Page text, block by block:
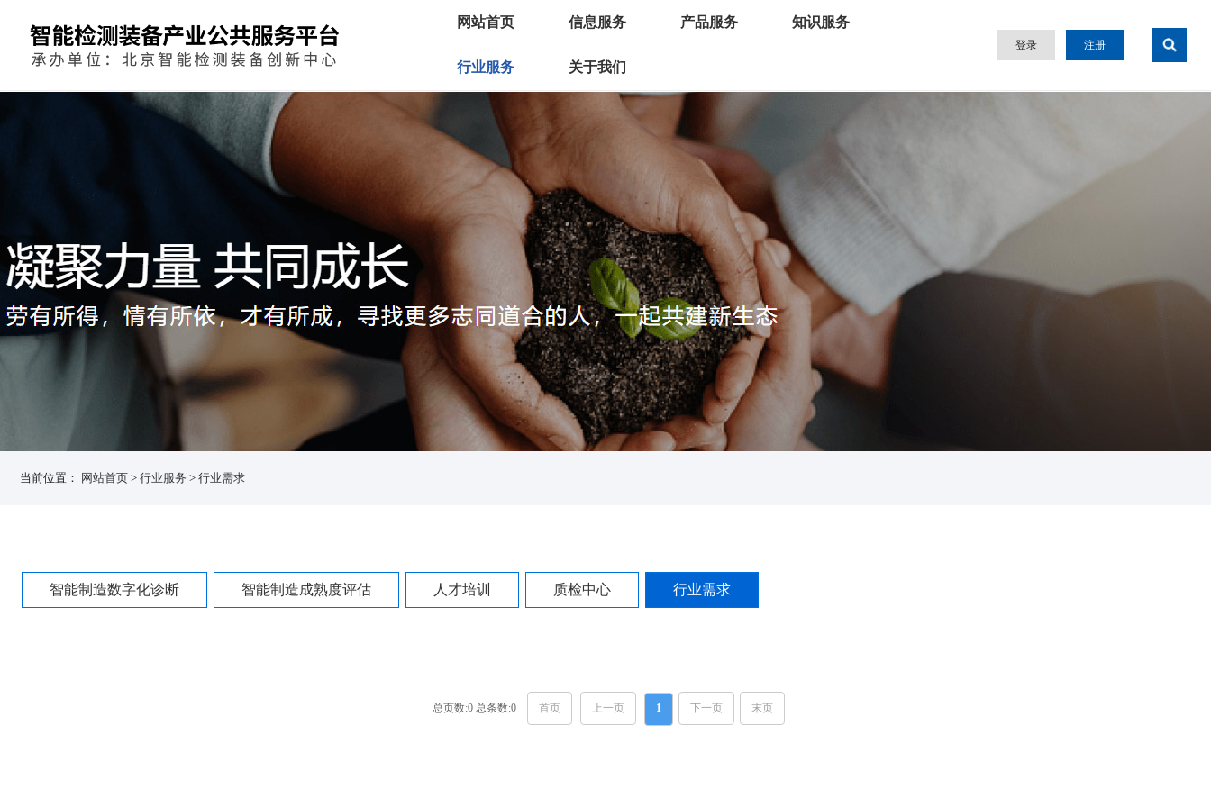
网站首页 信息服务
信息发布
产品服务
专用智能检测装备
关键零部件/元器件
专用软件
其他
企业介绍
供需对接
知识服务
专利目录
行业专家
行业服务
智能制造数字化诊断
智能制造成熟度评估
人才培训
关于我们
企业文化
企业资讯
联系我们
登录 注册
当前位置： 网站首页 > 行业服务 > 行业需求
智能制造数字化诊断 智能制造成熟度评估 人才培训 质检中心 行业需求
总页数:0 总条数:0 首页 上一页 1 下一页 末页